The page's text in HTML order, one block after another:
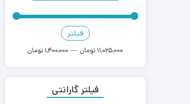
فیلتر
1,400,000 تومان — 11,025,000 تومان
فیلتر گارانتی